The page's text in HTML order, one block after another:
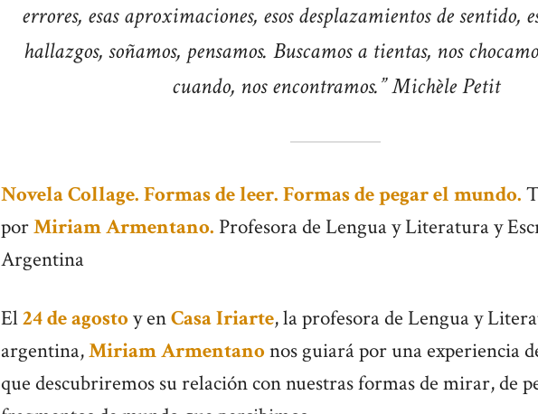
errores, esas aproximaciones, esos desplazamientos de sentido,
hallazgos, soñamos, pensamos. Buscamos a tientas, nos
cuando, nos encontramos.” Michèle Petit
Novela Collage. Formas de leer. Formas de pegar el mundo.
porMiriam Armentano. Profesora de Lengua y Literatura y
Argentina
El24 de agosto y enCasa Iriarte, la profesora de Lengua y
argentina,Miriam Armentano nos guiará por una experiencia
que descubriremos su relación con nuestras formas de mirar, de